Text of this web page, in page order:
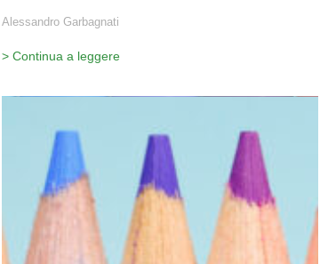
Alessandro Garbagnati
> Continua a leggere